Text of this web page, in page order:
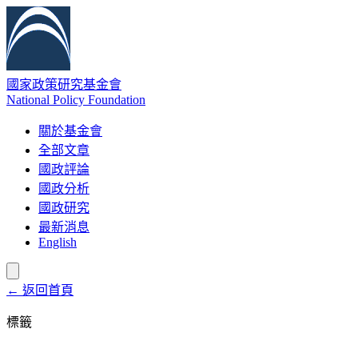
國家政策研究基金會
National Policy Foundation
關於基金會
全部文章
國政評論
國政分析
國政研究
最新消息
English
← 返回首頁
標籤